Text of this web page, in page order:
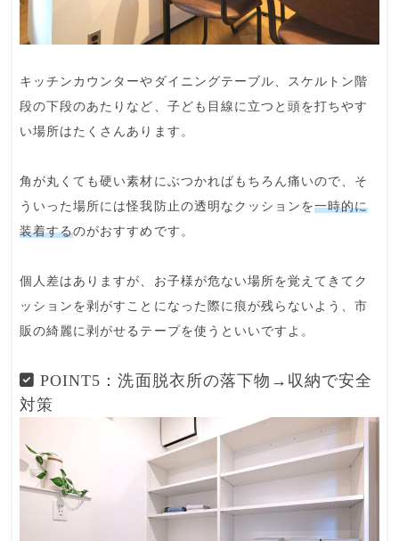
キッチンカウンターやダイニングテーブル、スケルトン階
段の下段のあたりなど、 子ども目線 に立つと頭を打ちやす
い場所はたくさんあります。
角が丸くても硬い素材にぶつかればもちろん痛いので、そ
ういった場所には怪我防止の透明なクッション を一時的に
装着するのがおすすめです。
個人差はありますが、お子様が危ない場所を覚えてきてク
ッションを剥がすことになった際に痕が残らないよう、市
販の綺麗に剥がせるテープを使うといいですよ。
POINT5：洗面脱衣所の落下物→収納で安全
対策